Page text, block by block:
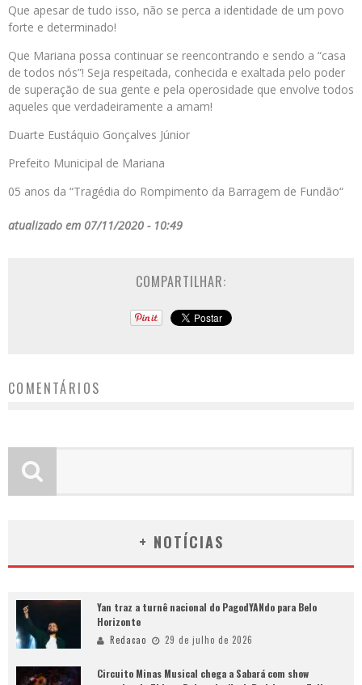
Que apesar de tudo isso, não se perca a identidade de um povo
forte e determinado!
Que Mariana possa continuar se reencontrando e sendo a “casa
de todos nós”! Seja respeitada, conhecida e exaltada pelo poder
de superação de sua gente e pela operosidade que envolve todos
aqueles que verdadeiramente a amam!
Duarte Eustáquio Gonçalves Júnior
Prefeito Municipal de Mariana
05 anos da “Tragédia do Rompimento da Barragem de Fundão“
atualizado em 07/11/2020 - 10:49
COMPARTILHAR:
COMENTÁRIOS
+ NOTÍCIAS
Yan traz a turnê nacional do PagodYANdo para Belo
Horizonte
Redacao 29 de julho de 2026
Circuito Minas Musical chega a Sabará com show